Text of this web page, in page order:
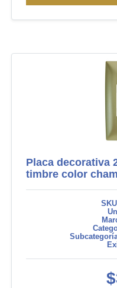
Placa decorativa
timbre color